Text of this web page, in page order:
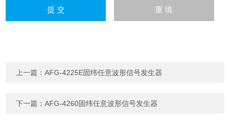
上一篇：AFG-4225E固纬任意波形信号发生器
下一篇：AFG-4260固纬任意波形信号发生器